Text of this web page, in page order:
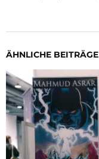
ÄHNLICHE BEITRÄGE